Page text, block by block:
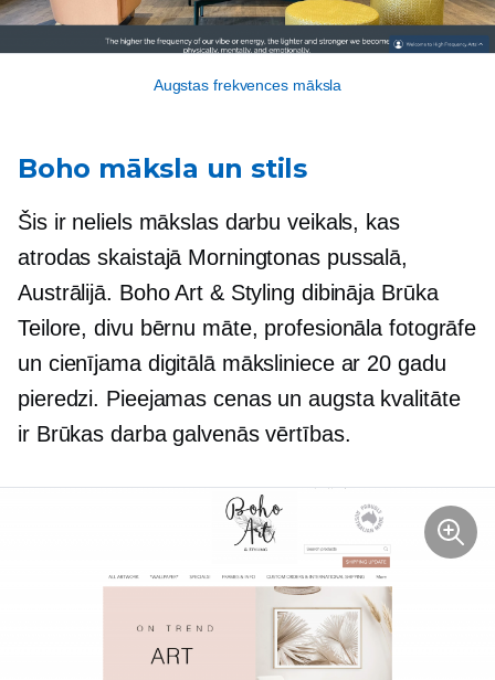
Augstas frekvences māksla
Boho māksla un stils
Šis ir neliels mākslas darbu veikals, kas
atrodas skaistajā Morningtonas pussalā,
Austrālijā. Boho Art & Styling dibināja Brūka
Teilore, divu bērnu māte, profesionāla fotogrāfe
un cienījama digitālā māksliniece ar 20 gadu
pieredzi. Pieejamas cenas un augsta kvalitāte
ir Brūkas darba galvenās vērtības.